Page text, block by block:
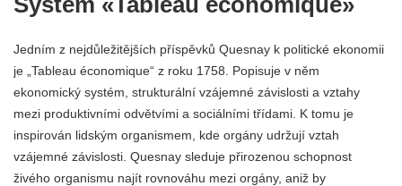
Jedním z nejdůležitějších příspěvků Quesnay k politické ekonomii
je „Tableau économique“ z roku 1758. Popisuje v něm
ekonomický systém, strukturální vzájemné závislosti a vztahy
mezi produktivními odvětvími a sociálními třídami. K tomu je
inspirován lidským organismem, kde orgány udržují vztah
vzájemné závislosti. Quesnay sleduje přirozenou schopnost
živého organismu najít rovnováhu mezi orgány, aniž by